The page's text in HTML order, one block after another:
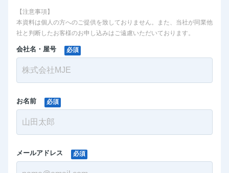
【注意事項】
本資料は個人の方へのご提供を致しておりません。また、当社が同業他
社と判断したお客様のお申し込みはご遠慮いただいております。
会社名・屋号 必須
お名前 必須
メールアドレス 必須